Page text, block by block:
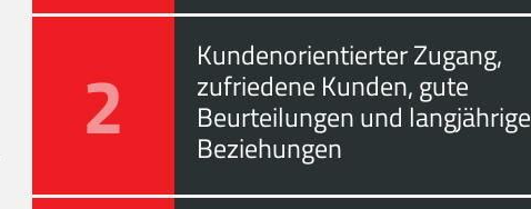
2 Kundenorientierter Zugang,
zufriedene Kunden, gute
Beurteilungen und langjährige
Beziehungen